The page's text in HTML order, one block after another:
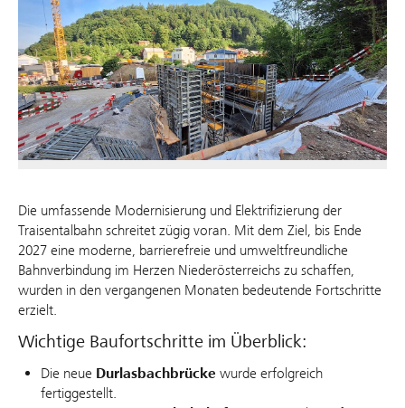
Die umfassende Modernisierung und Elektrifizierung der
Traisentalbahn schreitet zügig voran. Mit dem Ziel, bis Ende
2027 eine moderne, barrierefreie und umweltfreundliche
Bahnverbindung im Herzen Niederösterreichs zu schaffen,
wurden in den vergangenen Monaten bedeutende Fortschritte
erzielt.
Wichtige Baufortschritte im Überblick:
Die neue Durlasbachbrücke wurde erfolgreich
fertiggestellt.